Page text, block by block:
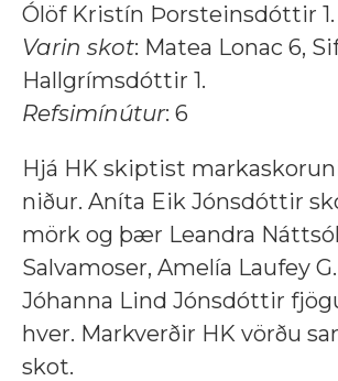
Ólöf Kristín Þorsteinsdóttir 1.
Varin skot: Matea Lonac 6,
Hallgrímsdóttir 1.
Refsimínútur: 6
Hjá HK skiptist
niður. Aníta Eik Jónsdóttir
mörk og þær Leandra Náttsól
Salvamoser, Amelía Laufey
Jóhanna Lind Jónsdóttir
hver. Markverðir HK vörðu
skot.